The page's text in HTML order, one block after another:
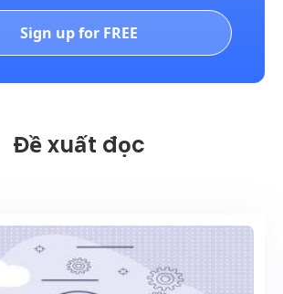
Sign up for FREE
Đề xuất đọc